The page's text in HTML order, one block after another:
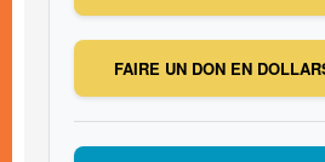
FAIRE UN DON EN